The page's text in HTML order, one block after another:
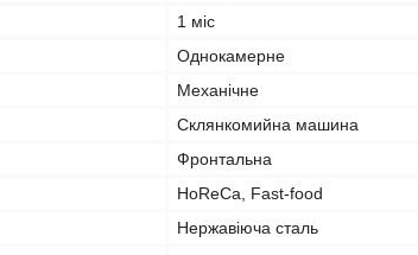
1 міс
Однокамерне
Механічне
Склянкомийна машина
Фронтальна
HoReCa, Fast-food
Нержавіюча сталь